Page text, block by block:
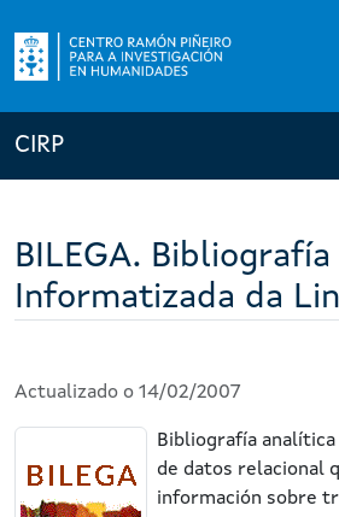
CIRP
BILEGA. Bibliografía
Informatizada da
Actualizado o 14/02/2007
Bibliografía analítica
de datos relacional
información sobre